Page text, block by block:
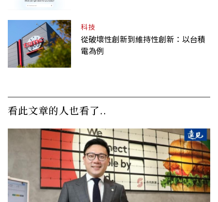
科技
從破壞性創新到維持性創新：以台積
電為例
看此文章的人也看了..